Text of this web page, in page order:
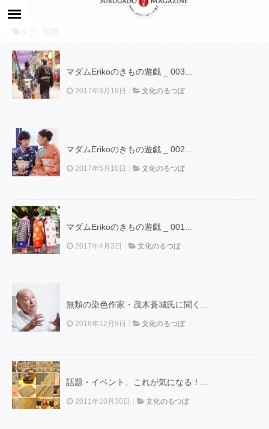
マダムErikoのきもの遊戯 _ 003...
2017年9月19日 文化のるつぼ
マダムErikoのきもの遊戯 _ 002...
2017年5月10日 文化のるつぼ
マダムErikoのきもの遊戯 _ 001...
2017年4月3日 文化のるつぼ
無類の染色作家・茂木蒼城氏に聞く...
2016年12月9日 文化のるつぼ
話題・イベント、これが気になる！...
2011年10月30日 文化のるつぼ